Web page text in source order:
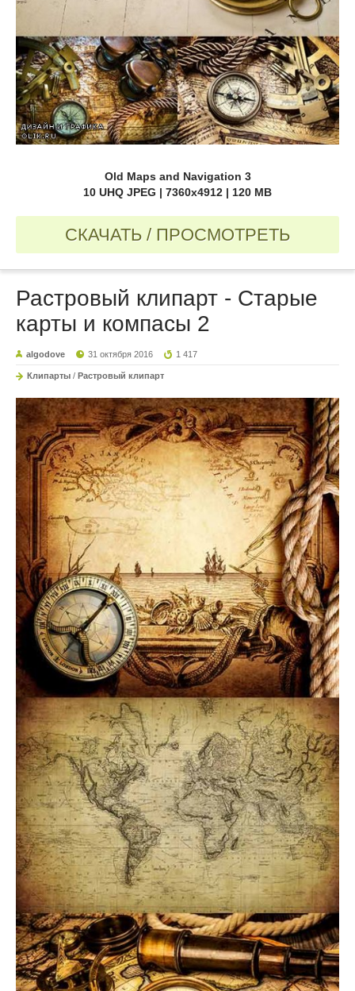
Old Maps and Navigation 3
10 UHQ JPEG | 7360x4912 | 120 MB
СКАЧАТЬ / ПРОСМОТРЕТЬ
Растровый клипарт - Старые
карты и компасы 2
algodove 31 октября 2016 1 417
Клипарты / Растровый клипарт